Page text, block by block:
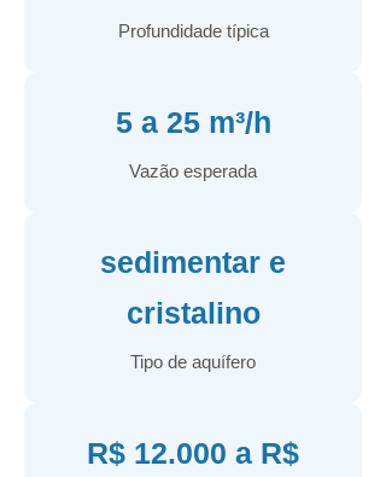
Profundidade típica
5 a 25 m³/h
Vazão esperada
sedimentar e
cristalino
Tipo de aquífero
R$ 12.000 a R$